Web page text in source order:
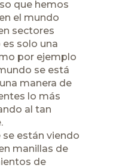
que hemos
el mundo
sectores
solo una
por ejemplo
se está
manera de
lo más
al tan
están viendo
manillas de
de